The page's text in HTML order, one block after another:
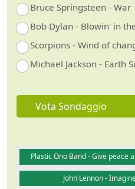
Bruce Springsteen - War
Bob Dylan - Blowin' in
Scorpions - Wind of
Michael Jackson - Earth
Vota Sondaggio
Plastic Ono Band - Give peace
John Lennon -